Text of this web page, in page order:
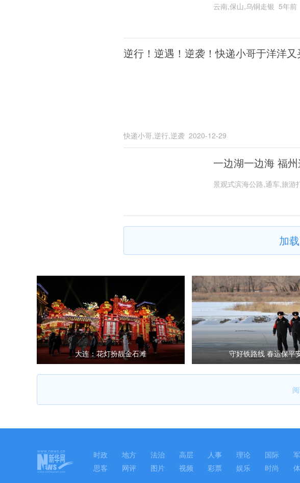
云南,保山,乌铜走银 5年前
逆行！逆遇！逆袭！快递小哥于洋洋
快递小哥,逆行,逆袭 2020-12-29
一边湖一边海 福
景观式滨海公路,通车,旅游
加
大连：花灯扮靓金石滩 守好铁路线 春运保平
时政 地方 法治 高层 人事 理论 国际
思客
网评 图片 视频 彩票 娱乐 时尚